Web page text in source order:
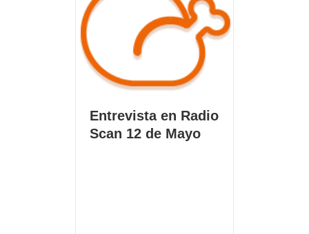
Entrevista en Radio
Scan 12 de Mayo